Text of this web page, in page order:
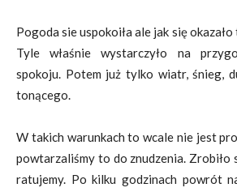
Pogoda sie uspokoiła ale jak się
Tyle właśnie wystarczyło na
spokoju. Potem już tylko wiatr, śnieg,
tonącego.
W takich warunkach to wcale nie jest
powtarzaliśmy to do znudzenia. Zrobiło
ratujemy. Po kilku godzinach powrót